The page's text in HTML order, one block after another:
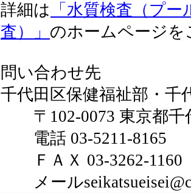
詳細は 「水質検査（プ
査）」 のホームページを
問い合わせ先
千代田区保健福祉部・千
〒102-0073 東京都千
電話 03-5211-8165
ＦＡＸ 03-3262-1160
メール